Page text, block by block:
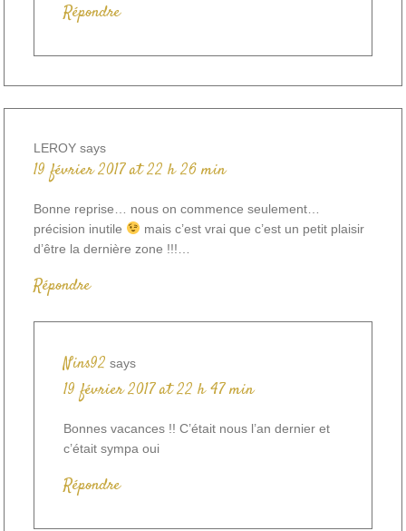
Répondre
LEROY says
19 février 2017 at 22 h 26 min
Bonne reprise… nous on commence seulement…
précision inutile
mais c’est vrai que c’est un petit plaisir
d’être la dernière zone !!!…
Répondre
Nins92 says
19 février 2017 at 22 h 47 min
Bonnes vacances !! C’était nous l’an dernier et
c’était sympa oui
Répondre